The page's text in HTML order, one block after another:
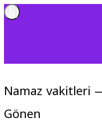
Namaz vakitleri
Gönen